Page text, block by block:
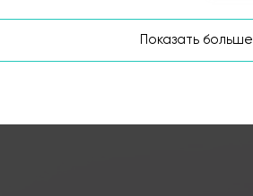
Показать больше